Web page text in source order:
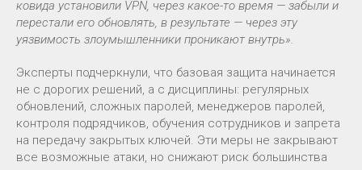
ковида установили VPN, через какое-то время — забыли и
перестали его обновлять, в результате — через эту
уязвимость злоумышленники проникают внутрь».
Эксперты подчеркнули, что базовая защита начинается
не с дорогих решений, а с дисциплины: регулярных
обновлений, сложных паролей, менеджеров паролей,
контроля подрядчиков, обучения сотрудников и запрета
на передачу закрытых ключей. Эти меры не закрывают
все возможные атаки, но снижают риск большинства